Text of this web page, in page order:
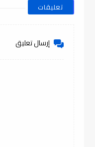
تعليقات
إرسال تعليق